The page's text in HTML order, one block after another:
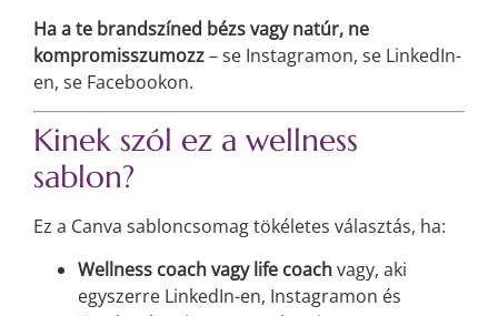
Ha a te brandszíned bézs vagy natúr, ne
kompromisszumozz– se Instagramon, se LinkedIn-
en, se Facebookon.
Kinek szól ez a wellness
sablon?
Ez a Canva sabloncsomag tökéletes választás, ha:
Wellness coach vagy life coachvagy, aki
egyszerre LinkedIn-en, Instagramon és